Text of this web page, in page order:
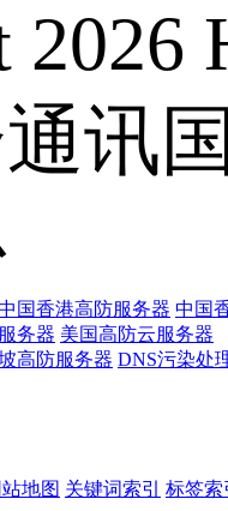
2026
讯
国香港高防服务器 中国
务器 美国高防云服务器
高防服务器 DNS污染处
站地图 关键词索引 标签索